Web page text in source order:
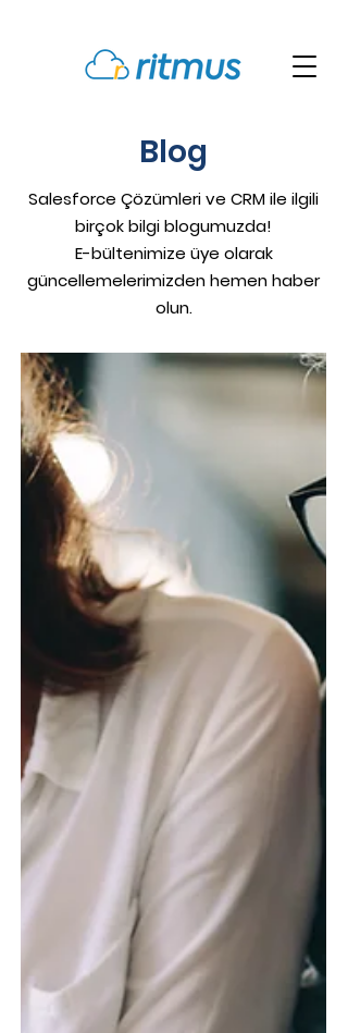
Blog
Salesforce Çözümleri ve CRM ile ilgili
birçok bilgi blogumuzda!
E-bültenimize üye olarak
güncellemelerimizden hemen haber
olun.